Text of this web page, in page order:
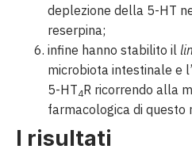
deplezione della 5-HT
reserpina;
infine hanno stabilito il
microbiota intestinale e
5-HT4R ricorrendo alla
farmacologica di questo
I risultati